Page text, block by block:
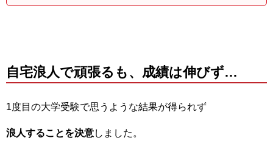
自宅浪人で頑張るも、成績は伸びず…
1度目の大学受験で思うような結果が得られず
浪人することを決意しました。